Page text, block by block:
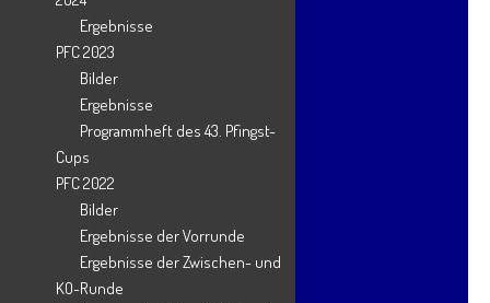
All Stars
PFC 2016
PFC 2018
PFC 2019
PFC 2022
PFC 2023
PFC 2024
Ergebnisse
PFC 2023
Bilder
Ergebnisse
Programmheft des 43. Pfingst-
Cups
PFC 2022
Bilder
Ergebnisse der Vorrunde
Ergebnisse der Zwischen- und
KO-Runde